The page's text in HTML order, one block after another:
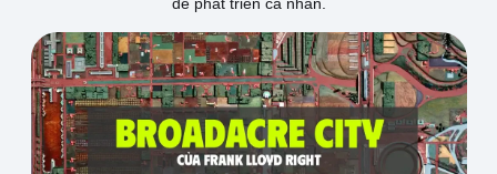
Đồ án
Feedback
F.BLOG